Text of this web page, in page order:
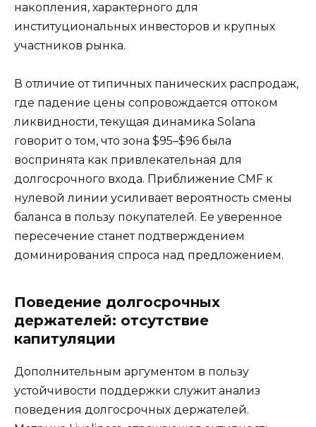
накопления, характерного для
институциональных инвесторов и крупных
участников рынка.
В отличие от типичных панических распродаж,
где падение цены сопровождается оттоком
ликвидности, текущая динамика Solana
говорит о том, что зона $95–$96 была
воспринята как привлекательная для
долгосрочного входа. Приближение CMF к
нулевой линии усиливает вероятность смены
баланса в пользу покупателей. Ее уверенное
пересечение станет подтверждением
доминирования спроса над предложением.
Поведение долгосрочных
держателей: отсутствие
капитуляции
Дополнительным аргументом в пользу
устойчивости поддержки служит анализ
поведения долгосрочных держателей.